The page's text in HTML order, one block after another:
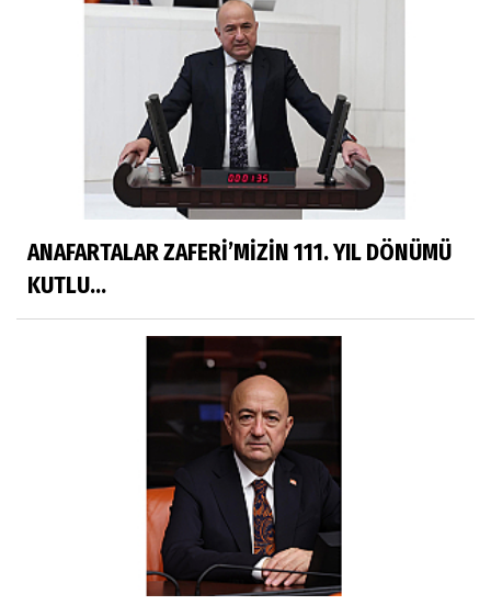
ANAFARTALAR ZAFERİ’MİZİN 111. YIL DÖNÜMÜ
KUTLU...